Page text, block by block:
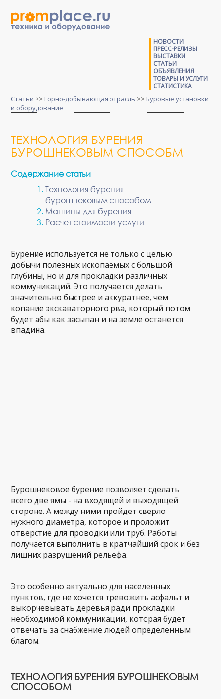
НОВОСТИ
ПРЕСС-РЕЛИЗЫ
ВЫСТАВКИ
СТАТЬИ
ОБЪЯВЛЕНИЯ
ТОВАРЫ И УСЛУГИ
СТАТИСТИКА
Статьи >> Горно-добывающая отрасль >> Буровые установки
и оборудование
ТЕХНОЛОГИЯ БУРЕНИЯ
БУРОШНЕКОВЫМ СПОСОБМ
Содержание статьи
Технология бурения
бурошнековым способом
Машины для бурения
Расчет стоимости услуги
Бурение используется не только с целью
добычи полезных ископаемых с большой
глубины, но и для прокладки различных
коммуникаций. Это получается делать
значительно быстрее и аккуратнее, чем
копание экскаваторного рва, который потом
будет абы как засыпан и на земле останется
впадина.
Бурошнековое бурение позволяет сделать
всего две ямы - на входящей и выходящей
стороне. А между ними пройдет сверло
нужного диаметра, которое и проложит
отверстие для проводки или труб. Работы
получается выполнить в кратчайший срок и без
лишних разрушений рельефа.
Это особенно актуально для населенных
пунктов, где не хочется тревожить асфальт и
выкорчевывать деревья ради прокладки
необходимой коммуникации, которая будет
отвечать за снабжение людей определенным
благом.
ТЕХНОЛОГИЯ БУРЕНИЯ БУРОШНЕКОВЫМ
СПОСОБОМ